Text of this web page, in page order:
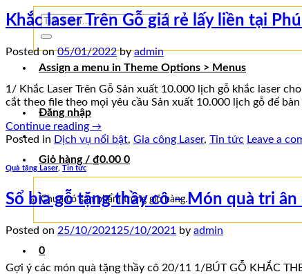
Tìm
kiếm:
Assign a menu in Theme Options > Menus
Đăng nhập
Giỏ hàng / ₫0.00 0
Chưa có sản phẩm trong giỏ hàng.
0
Khắc laser Trên Gỗ giá rẻ lấy liền tại
Posted on05/01/2022byadmin
1/ Khắc Laser Trên Gỗ Sản xuất 10.000 lịch gỗ khắc laser
cắt theo file theo mọi yêu cầu Sản xuất 10.000 lịch gỗ để
Continue reading →
Posted in Dịch vụ nổi bật, Gia công Laser, Tin tức Leave a
Quà tặng Laser Tin tức
Sổ bìa gỗ tặng thầy cô – Món quà tri
Posted on 25/10/2021 25/10/2021 by admin
Gợi ý các món quà tặng thầy cô 20/11 1/BÚT GỖ KHẮC